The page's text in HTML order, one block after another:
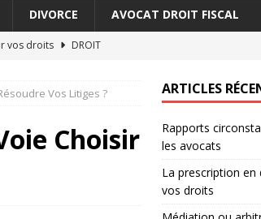
DIVORCE AVOCAT DROIT FISCAL
vos droits
DROIT
JURIDIQUE
pour vous
les avocats
Vos Litiges ?
Choisir
ARTICLES
Rapports
les avocats
La prescription
vos droits